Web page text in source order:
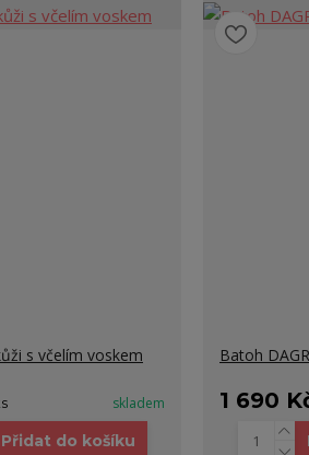
s včelím voskem
skladem
Přidat do košíku
Batoh
1 690